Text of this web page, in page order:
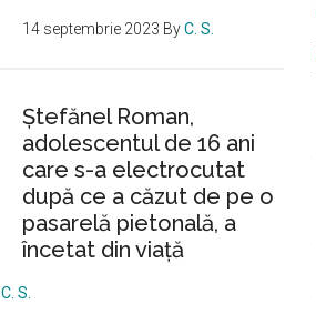
14 septembrie 2023 ByC. S.
Ştefănel Roman,
adolescentul de 16 ani
care s-a electrocutat
după ce a căzut de pe o
pasarelă pietonală, a
încetat din viață
C. S.